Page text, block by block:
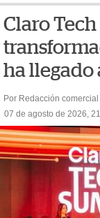
Claro
ha llegado
Por Redacción comercial
07 de agosto de 2026,